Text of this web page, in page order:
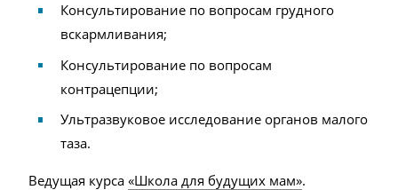
Консультирование по вопросам грудного
вскармливания;
Консультирование по вопросам
контрацепции;
Ультразвуковое исследование органов малого
таза.
Ведущая курса «Школа для будущих мам».